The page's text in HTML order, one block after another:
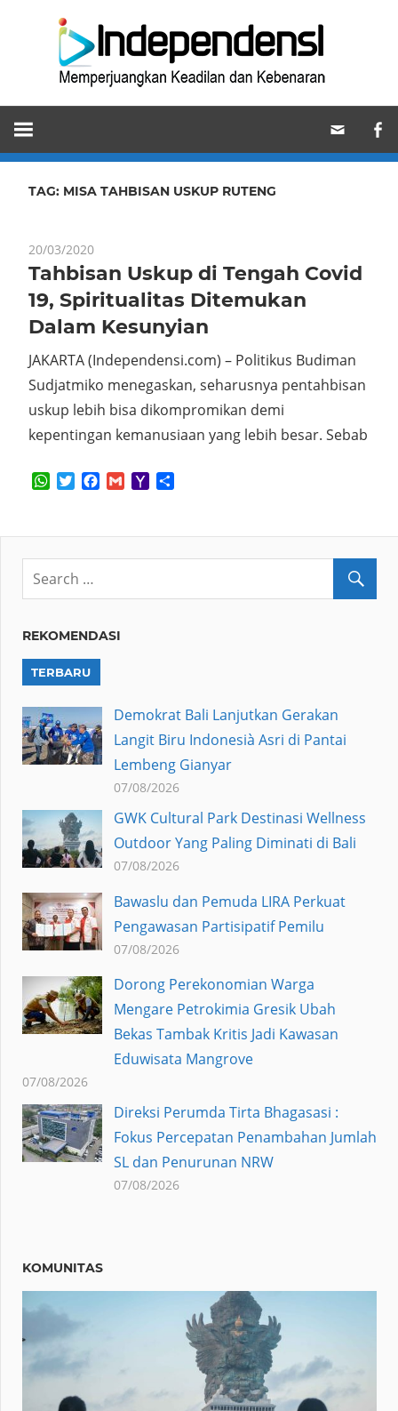
Memperjuangkan
Keadilan
dan
Kebenaran
TAG: MISA TAHBISAN USKUP RUTENG
20/03/2020
Tahbisan Uskup di Tengah Covid
19, Spiritualitas Ditemukan
Dalam Kesunyian
JAKARTA (Independensi.com) – Politikus Budiman
Sudjatmiko menegaskan, seharusnya pentahbisan
uskup lebih bisa dikompromikan demi
kepentingan kemanusiaan yang lebih besar. Sebab
WhatsApp
TwitterFacebook
GmailYahoo
REKOMENDASI
TERBARU
Demokrat Bali Lanjutkan Gerakan
Langit Biru Indonesià Asri di Pantai
Lembeng Gianyar
07/08/2026
GWK Cultural Park Destinasi Wellness
Outdoor Yang Paling Diminati di Bali
07/08/2026
Bawaslu dan Pemuda LIRA Perkuat
Pengawasan Partisipatif Pemilu
07/08/2026
Dorong Perekonomian Warga
Mengare Petrokimia Gresik Ubah
Bekas Tambak Kritis Jadi Kawasan
Eduwisata Mangrove
07/08/2026
Direksi Perumda Tirta Bhagasasi :
Fokus Percepatan Penambahan Jumlah
SL dan Penurunan NRW
07/08/2026
KOMUNITAS